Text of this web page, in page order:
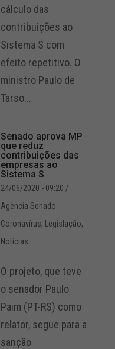
cálculo das
contribuições ao
Sistema S com
efeito repetitivo. O
ministro Paulo de
Tarso...
Senado aprova MP
que reduz
contribuições das
empresas ao
Sistema S
24/06/2020 - 09:20 /
Agência Senado
Coronavírus, Legislação,
Notícias
O projeto, que teve
o senador Paulo
Paim (PT-RS) como
relator, segue para a
sanção